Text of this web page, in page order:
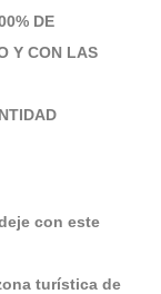
DE
Y CON LAS
con este
turística de